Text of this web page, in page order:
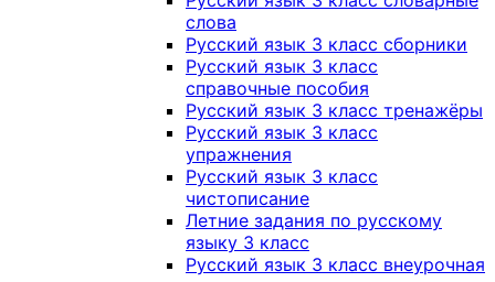
слова
Русский язык 3 класс сборники
Русский язык 3 класс
справочные пособия
Русский язык 3 класс тренажёры
Русский язык 3 класс
упражнения
Русский язык 3 класс
чистописание
Летние задания по русскому
языку 3 класс
Русский язык 3 класс внеурочная